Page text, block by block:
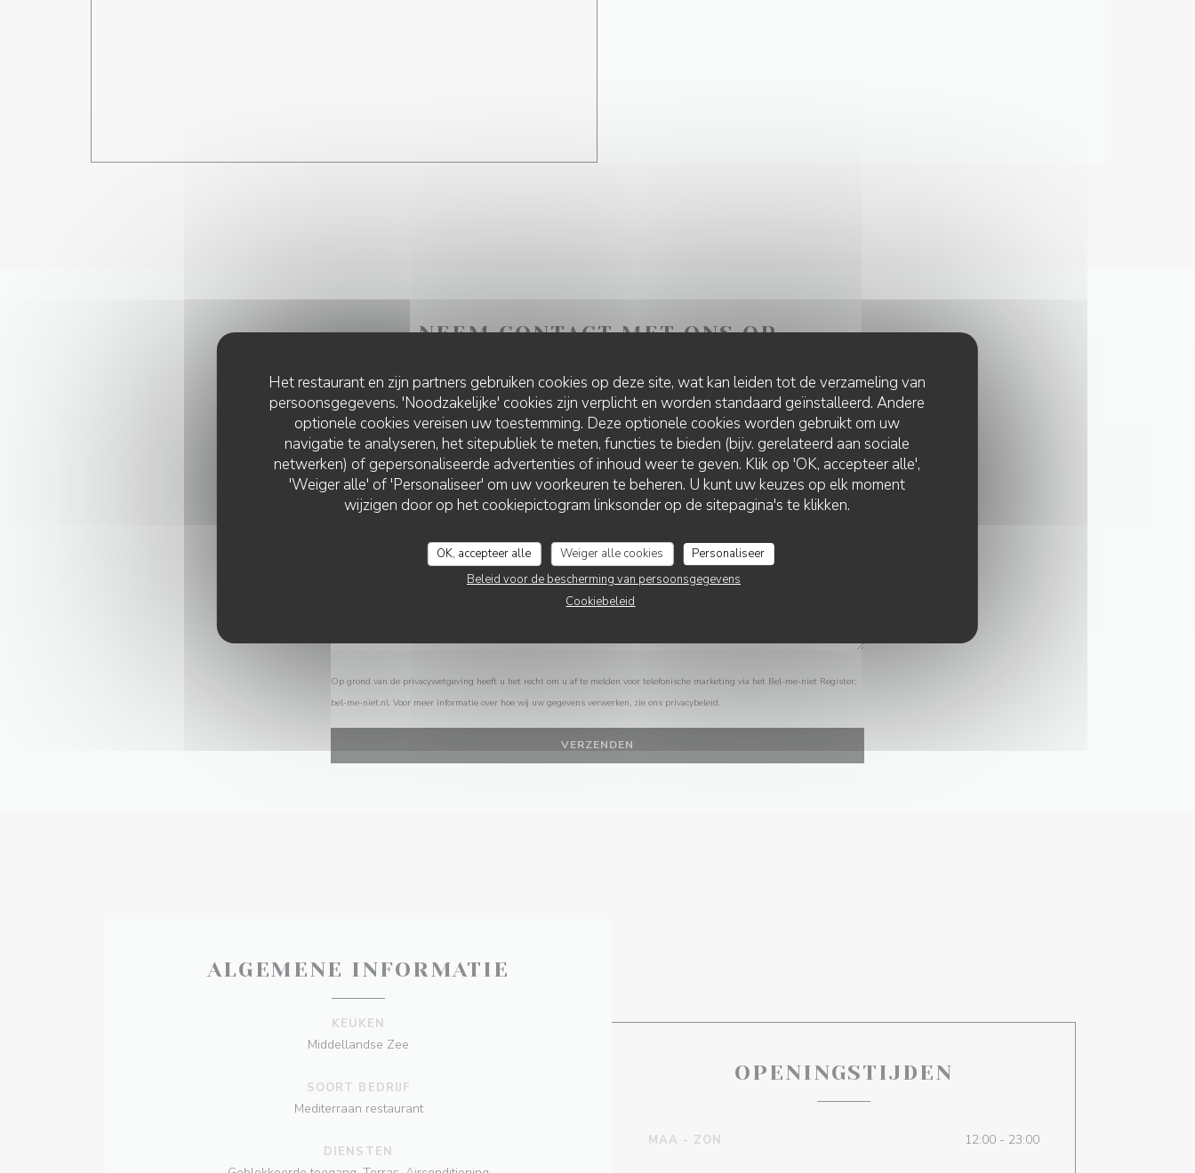
Het restaurant en zijn partners gebruiken cookies op deze site, wat kan leiden tot de verzameling van
persoonsgegevens. 'Noodzakelijke' cookies zijn verplicht en worden standaard geïnstalleerd. Andere
optionele cookies vereisen uw toestemming. Deze optionele cookies worden gebruikt om uw
navigatie te analyseren, het sitepubliek te meten, functies te bieden (bijv. gerelateerd aan sociale
netwerken) of gepersonaliseerde advertenties of inhoud weer te geven. Klik op 'OK, accepteer alle',
'Weiger alle' of 'Personaliseer' om uw voorkeuren te beheren. U kunt uw keuzes op elk moment
wijzigen door op het cookiepictogram linksonder op de sitepagina's te klikken.
OK, accepteer alle Weiger alle cookies
Personaliseer
Beleid voor de bescherming van persoonsgegevens
Cookiebeleid
NEEM CONTACT MET ONS OP
Wilt u contact met ons opnemen?
Vul het onderstaande formulier in!
Op grond van de privacywetgeving heeft u het recht om u af te melden voor telefonische marketing via het Bel-me-niet Register:
bel-me-niet.nl. Voor meer informatie over hoe wij uw gegevens verwerken, zie ons privacybeleid.
ALGEMENE INFORMATIE
KEUKEN
Middellandse Zee
SOORT BEDRIJF
Mediterraan restaurant
DIENSTEN
OPENINGSTIJDEN
MAA - ZON 12:00 - 23:00